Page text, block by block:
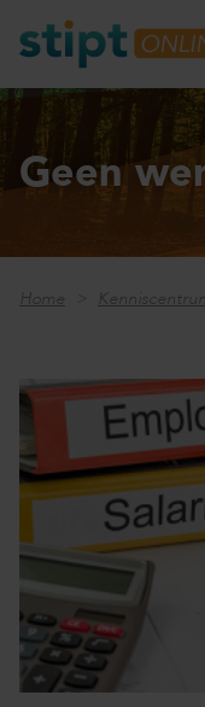
Geen
Home